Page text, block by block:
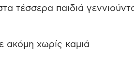
τέσσερα παιδιά
ακόμη χωρίς καμιά